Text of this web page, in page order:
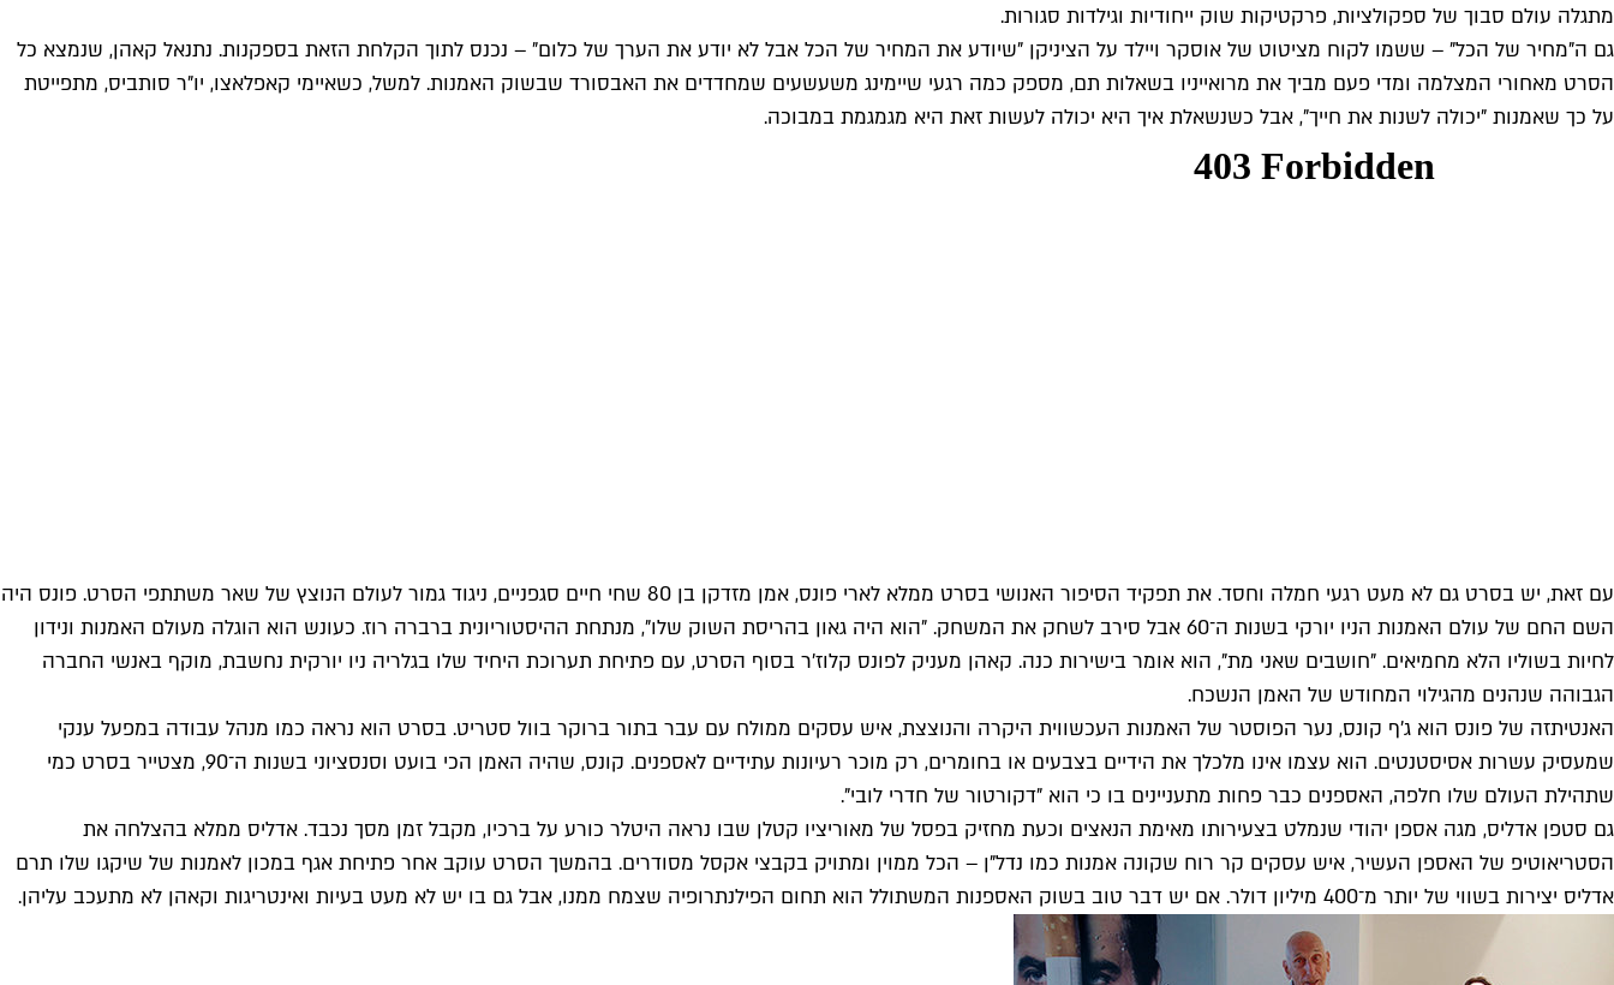
מתגלה עולם סבוך של ספקולציות, פרקטיקות שוק ייחודיות וגילדות סגורות.
גם ה"מחיר של הכל" – ששמו לקוח מציטוט של אוסקר ויילד על הציניקן "שיודע את המחיר של הכל אבל לא יודע את הערך של כלום" – נכנס לתוך הקלחת הזאת בספקנות. נתנאל קאהן, שנמצא כל
הסרט מאחורי המצלמה ומדי פעם מביך את מרואייניו בשאלות תם, מספק כמה רגעי שיימינג משעשעים שמחדדים את האבסורד שבשוק האמנות. למשל, כשאיימי קאפלאצו, יו"ר סותביס, מתפייטת
על כך שאמנות "יכולה לשנות את חייך", אבל כשנשאלת איך היא יכולה לעשות זאת היא מגמגמת במבוכה.
עם זאת, יש בסרט גם לא מעט רגעי חמלה וחסד. את תפקיד הסיפור האנושי בסרט ממלא לארי פונס, אמן מזדקן בן 80 שחי חיים סגפניים, ניגוד גמור לעולם הנוצץ של שאר משתתפי הסרט. פונס היה
השם החם של עולם האמנות הניו יורקי בשנות ה־60 אבל סירב לשחק את המשחק. "הוא היה גאון בהריסת השוק שלו", מנתחת ההיסטוריונית ברברה רוז. כעונש הוא הוגלה מעולם האמנות ונידון
לחיות בשוליו הלא מחמיאים. "חושבים שאני מת", הוא אומר בישירות כנה. קאהן מעניק לפונס קלוז'ר בסוף הסרט, עם פתיחת תערוכת היחיד שלו בגלריה ניו יורקית נחשבת, מוקף באנשי החברה
הגבוהה שנהנים מהגילוי המחודש של האמן הנשכח.
האנטיתזה של פונס הוא ג'ף קונס, נער הפוסטר של האמנות העכשווית היקרה והנוצצת, איש עסקים ממולח עם עבר בתור ברוקר בוול סטריט. בסרט הוא נראה כמו מנהל עבודה במפעל ענקי
שמעסיק עשרות אסיסטנטים. הוא עצמו אינו מלכלך את הידיים בצבעים או בחומרים, רק מוכר רעיונות עתידיים לאספנים. קונס, שהיה האמן הכי בועט וסנסציוני בשנות ה־90, מצטייר בסרט כמי
שתהילת העולם שלו חלפה, האספנים כבר פחות מתעניינים בו כי הוא "דקורטור של חדרי לובי".
גם סטפן אדליס, מגה אספן יהודי שנמלט בצעירותו מאימת הנאצים וכעת מחזיק בפסל של מאוריציו קטלן שבו נראה היטלר כורע על ברכיו, מקבל זמן מסך נכבד. אדליס ממלא בהצלחה את
הסטריאוטיפ של האספן העשיר, איש עסקים קר רוח שקונה אמנות כמו נדל"ן – הכל ממוין ומתויק בקבצי אקסל מסודרים. בהמשך הסרט עוקב אחר פתיחת אגף במכון לאמנות של שיקגו שלו תרם
אדליס יצירות בשווי של יותר מ־400 מיליון דולר. אם יש דבר טוב בשוק האספנות המשתולל הוא תחום הפילנתרופיה שצמח ממנו, אבל גם בו יש לא מעט בעיות ואינטריגות וקאהן לא מתעכב עליהן.